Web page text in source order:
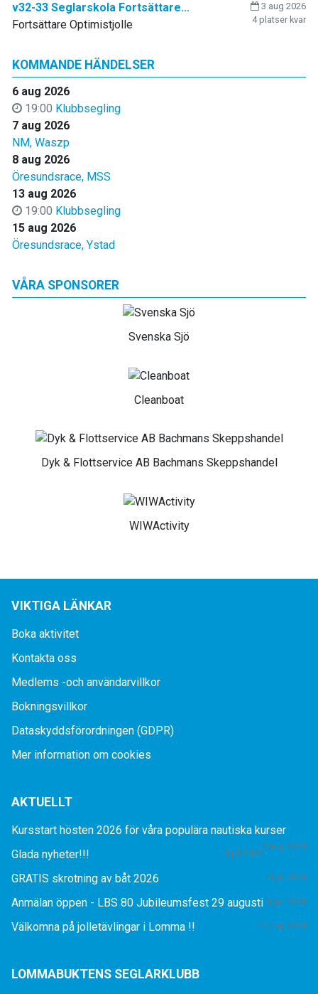
KOMMANDE HÄNDELSER
6 aug 2026
19:00 Klubbsegling
7 aug 2026
NM, Waszp
8 aug 2026
Öresundsrace, MSS
13 aug 2026
19:00 Klubbsegling
15 aug 2026
Öresundsrace, Ystad
v32-33 Seglarskola Fortsättare...
3 aug 2026
4 platser kvar
Fortsättare Optimistjolle
VÅRA SPONSORER
Svenska Sjö
Cleanboat
Dyk & Flottservice AB Bachmans Skeppshandel
WIWActivity
VIKTIGA LÄNKAR
Boka aktivitet
Kontakta oss
Medlems -och användarvillkor
Bokningsvillkor
Dataskyddsförordningen (GDPR)
Mer information om cookies
AKTUELLT
Kursstart hösten 2026 för våra populära nautiska kurser
2 aug 2026
Glada nyheter!!! 4 jul 2026
GRATIS skrotning av båt 2026 1 jul 2026
Anmälan öppen - LBS 80 Jubileumsfest 29 augusti 9 jun 2026
Välkomna på jolletävlingar i Lomma !! 13 maj 2026
LOMMABUKTENS SEGLARKLUBB